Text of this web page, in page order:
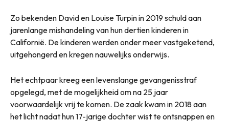
Zo bekenden David en Louise Turpin in 2019 schuld aan
jarenlange mishandeling van hun dertien kinderen in
Californië. De kinderen werden onder meer vastgeketend,
uitgehongerd en kregen nauwelijks onderwijs.
Het echtpaar kreeg een levenslange gevangenisstraf
opgelegd, met de mogelijkheid om na 25 jaar
voorwaardelijk vrij te komen. De zaak kwam in 2018 aan
het licht nadat hun 17-jarige dochter wist te ontsnappen en